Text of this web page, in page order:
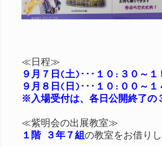
９月７日(土)･･･１０:３０～１
９月８日(日)･･･１０:００～１
１階 ３年７組の教室をお借り